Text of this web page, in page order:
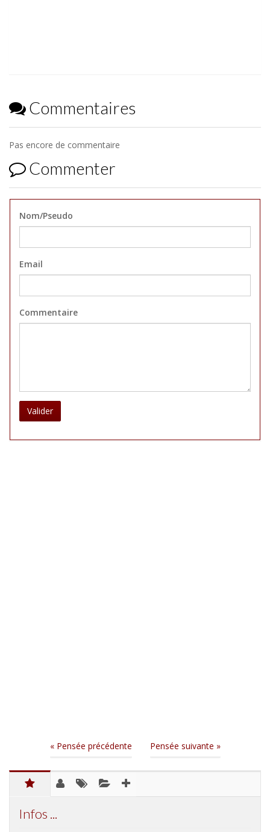
Commentaires
Pas encore de commentaire
Commenter
Nom/Pseudo
Email
Commentaire
Valider
« Pensée précédente Pensée suivante »
Infos ...